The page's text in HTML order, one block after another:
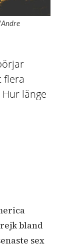
flera
länge
bland
sex